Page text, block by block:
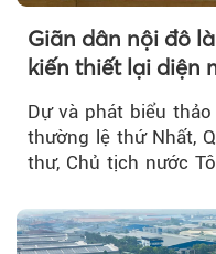
Giãn dân nội đô
kiến thiết lại diện
Dự và phát biểu
thường lệ thứ Nhất,
thư, Chủ tịch nước